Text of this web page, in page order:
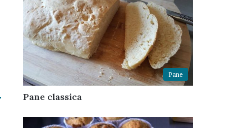
Pane
Pane classica